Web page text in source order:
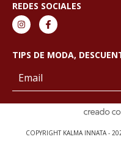
REDES SOCIALES
TIPS DE MODA,
COPYRIGHT KALMA INNATA -